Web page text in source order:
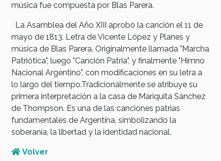
música fue compuesta por Blas Parera.
La Asamblea del Año XIII aprobó la canción el 11 de
mayo de 1813. Letra de Vicente López y Planes y
música de Blas Parera. Originalmente llamada "Marcha
Patriótica", luego "Canción Patria", y finalmente "Himno
Nacional Argentino", con modificaciones en su letra a
lo largo del tiempo.Tradicionalmente se atribuye su
primera interpretación a la casa de Mariquita Sánchez
de Thompson. Es una de las canciones patrias
fundamentales de Argentina, simbolizando la
soberanía, la libertad y la identidad nacional.
Volver